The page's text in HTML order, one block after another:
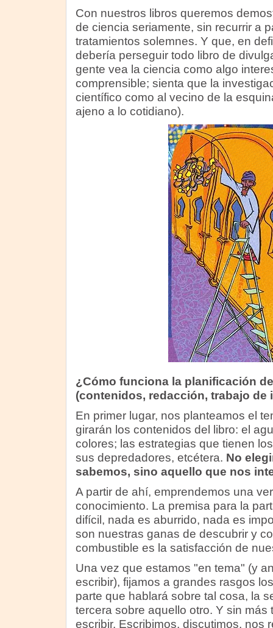
Con nuestros libros queremos
de ciencia seriamente, sin recurrir a
tratamientos solemnes. Y que, en
debería perseguir todo libro de
gente vea la ciencia como algo
comprensible; sienta que la
científico como al vecino de la
ajeno a lo cotidiano).
¿Cómo funciona la planificación
(contenidos, redacción, trabajo de
En primer lugar, nos planteamos el
girarán los contenidos del libro: el
colores; las estrategias que tienen
sus depredadores, etcétera. No
sabemos, sino aquello que nos
A partir de ahí, emprendemos una
conocimiento. La premisa para la
difícil, nada es aburrido, nada es
son nuestras ganas de descubrir y
combustible es la satisfacción de
Una vez que estamos "en tema" (y
escribir), fijamos a grandes rasgos
parte que hablará sobre tal cosa, la
tercera sobre aquello otro. Y sin más
escribir. Escribimos, discutimos, nos